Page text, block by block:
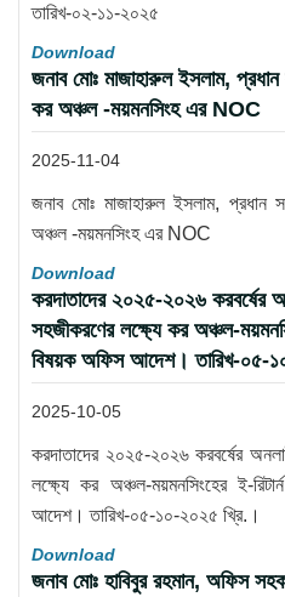
তারিখ-০২-১১-২০২৫
Download
জনাব মোঃ মাজাহারুল ইসলাম, প্রধান
কর অঞ্চল -ময়মনসিংহ এর NOC
2025-11-04
জনাব মোঃ মাজাহারুল ইসলাম, প্রধান
অঞ্চল -ময়মনসিংহ এর NOC
Download
করদাতাদের ২০২৫-২০২৬ করবর্ষের
সহজীকরণের লক্ষ্যে কর অঞ্চল-
বিষয়ক অফিস আদেশ। তারিখ-০৫-
2025-10-05
করদাতাদের ২০২৫-২০২৬ করবর্ষের
লক্ষ্যে কর অঞ্চল-ময়মনসিংহের ই-
আদেশ। তারিখ-০৫-১০-২০২৫ খ্রি.।
Download
জনাব মোঃ হাবিবুর রহমান, অফিস